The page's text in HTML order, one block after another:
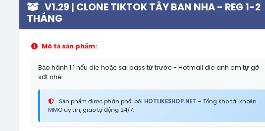
V1.29 | CLONE TIKTOK TÂY BAN NHA - REG 1-2
THÁNG
Mô tả sản phẩm:
Bảo hành 1:1 nếu die hoặc sai pass từ trước - Hotmail die anh em tự gỡ
sđt nhé .
Sản phẩm được phân phối bởi HOTLIKESHOP.NET – Tổng kho tài khoản
MMO uy tín, giao tự động 24/7.